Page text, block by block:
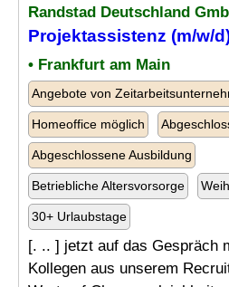
Randstad Deutschland
Projektassistenz (m/w/
• Frankfurt am Main
Angebote von
Homeoffice möglich
Abgeschlossene Ausbildung
Betriebliche Altersvorsorge
30+ Urlaubstage
[. .. ] jetzt auf das Gespräch
Kollegen aus unserem